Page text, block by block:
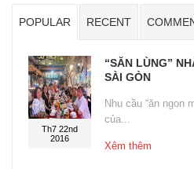
POPULAR RECENT
Th7 22nd
2016
“SĂN LÙNG”
SÀI GÒN
Nhu cầu “ăn ngon
của...
Xêm thêm